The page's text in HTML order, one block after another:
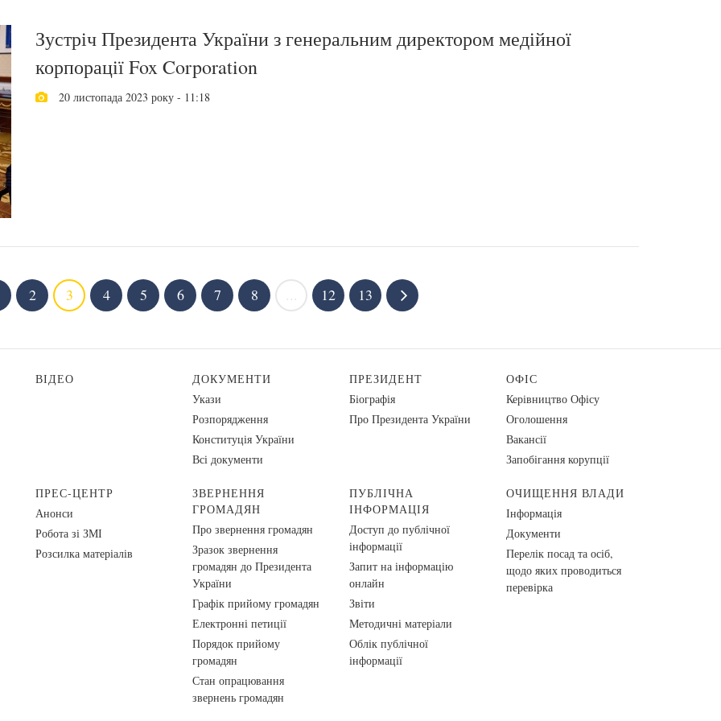
Зустріч Президента України з генеральним директором медійної
корпорації Fox Corporation
20 листопада 2023 року - 11:18
2 3 4 5 6 7 8 12 13
ВІДЕО
ДОКУМЕНТИ
Укази
Розпорядження
Конституція України
Всі документи
ПРЕЗИДЕНТ
Біографія
Про Президента України
ОФІС
Керівництво Офісу
Оголошення
Вакансії
Запобігання корупції
ПРЕС-ЦЕНТР
Анонси
Робота зі ЗМІ
Розсилка матеріалів
ЗВЕРНЕННЯ
ГРОМАДЯН
Про звернення громадян
Зразок звернення
громадян до Президента
України
Графік прийому громадян
Електронні петиції
Порядок прийому
громадян
Стан опрацювання
звернень громадян
ПУБЛІЧНА
ІНФОРМАЦІЯ
Доступ до публічної
інформації
Запит на інформацію
онлайн
Звіти
Методичні матеріали
Облік публічної
інформації
ОЧИЩЕННЯ ВЛАДИ
Інформація
Документи
Перелік посад та осіб,
щодо яких проводиться
перевірка